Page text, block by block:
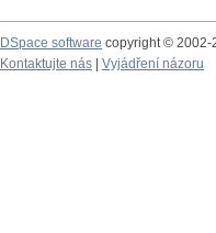
DSpace software copyright © 2002-
Kontaktujte nás
Vyjádření názoru